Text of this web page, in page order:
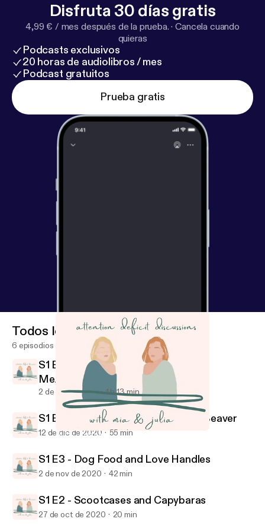
Disfruta 30 días gratis
4,99 € / mes después de la prueba. ·Cancela cuando
quieras
Podcasts exclusivos
20 horas de audiolibros / mes
Podcast gratuitos
Prueba gratis
S1 E4 - German Bread and Justice Beaver
Todos los episodios
6 episodios
S1 E5 - Burning Rubber and mAmA's
MeAtLOAF
2 de feb de 2021 1 h 13 min
S1 E4 - German Bread and Justice Beaver
12 de dic de 2020 55 min
S1 E3 - Dog Food and Love Handles
2 de nov de 2020 42 min
S1 E2 - Scootcases and Capybaras
27 de oct de 2020 20 min